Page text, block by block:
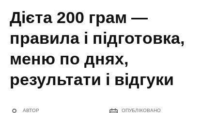
Дієта 200 грам —
правила і підготовка,
меню по днях,
результати і відгуки
АВТОР ОПУБЛІКОВАНО